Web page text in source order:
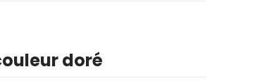
doré